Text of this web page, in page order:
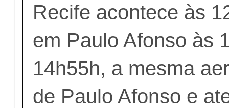
Recife acontece às
em Paulo Afonso às
14h55h, a mesma
de Paulo Afonso e